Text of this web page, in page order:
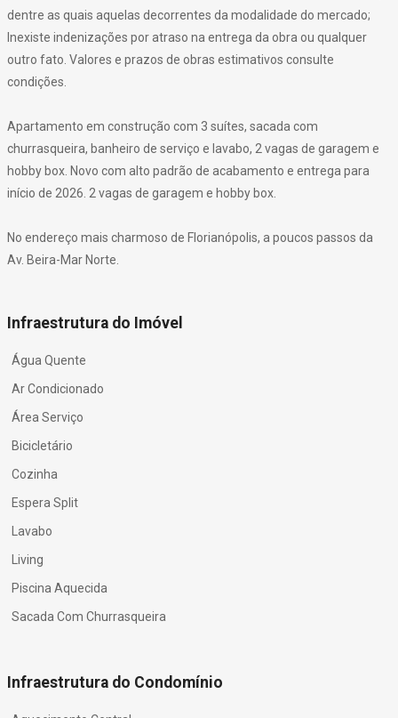
dentre as quais aquelas decorrentes da modalidade do mercado;
Inexiste indenizações por atraso na entrega da obra ou qualquer
outro fato. Valores e prazos de obras estimativos consulte
condições.
Apartamento em construção com 3 suítes, sacada com
churrasqueira, banheiro de serviço e lavabo, 2 vagas de garagem e
hobby box. Novo com alto padrão de acabamento e entrega para
início de 2026. 2 vagas de garagem e hobby box.
No endereço mais charmoso de Florianópolis, a poucos passos da
Av. Beira-Mar Norte.
Infraestrutura do Imóvel
Água Quente
Ar Condicionado
Área Serviço
Bicicletário
Cozinha
Espera Split
Lavabo
Living
Piscina Aquecida
Sacada Com Churrasqueira
Infraestrutura do Condomínio